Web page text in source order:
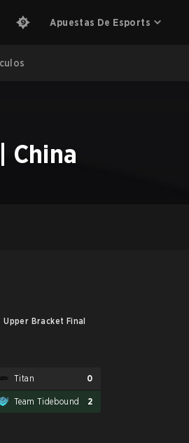
Apuestas De Esports
China
Upper Bracket Final
Titan 0
Team Tidebound 2